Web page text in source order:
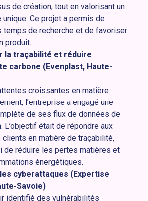
de création, tout en valorisant un
unique. Ce projet a permis de
temps de recherche et de favoriser
produit.
la traçabilité et réduire
carbone (Evenplast, Haute-
croissantes en matière
l’entreprise a engagé une
de ses flux de données de
L’objectif était de répondre aux
clients en matière de traçabilité,
de réduire les pertes matières et
énergétiques.
cyberattaques (Expertise
Savoie)
identifié des vulnérabilités